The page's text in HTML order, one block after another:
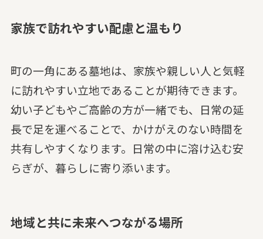
家族で訪れやすい配慮と温もり
町の一角にある墓地は、家族や親しい人と気軽
に訪れやすい立地であることが期待できます。
幼い子どもやご高齢の方が一緒でも、日常の延
長で足を運べることで、かけがえのない時間を
共有しやすくなります。日常の中に溶け込む安
らぎが、暮らしに寄り添います。
地域と共に未来へつながる場所